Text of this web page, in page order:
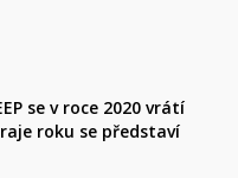
se v roce 2020 vrátí
roku se představí